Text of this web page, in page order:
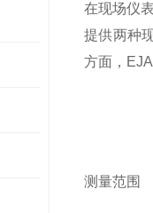
在现场仪
提供两种
方面，
测量范围